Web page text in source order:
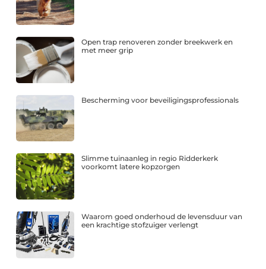
Open trap renoveren zonder breekwerk en
met meer grip
Bescherming voor beveiligingsprofessionals
Slimme tuinaanleg in regio Ridderkerk
voorkomt latere kopzorgen
Waarom goed onderhoud de levensduur van
een krachtige stofzuiger verlengt